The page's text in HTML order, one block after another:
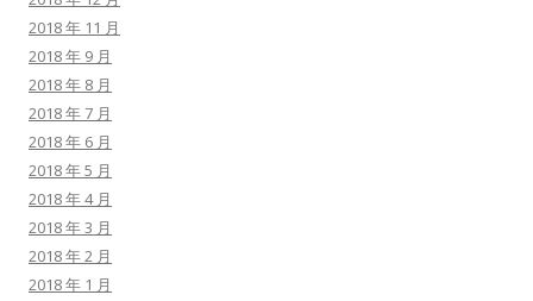
2018 年 11 月
2018 年 9 月
2018 年 8 月
2018 年 7 月
2018 年 6 月
2018 年 5 月
2018 年 4 月
2018 年 3 月
2018 年 2 月
2018 年 1 月